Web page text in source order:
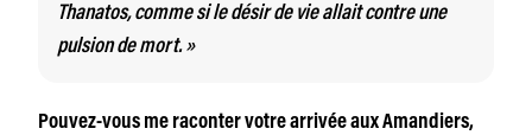
Thanatos, comme si le désir de vie allait contre une
pulsion de mort. »
Pouvez-vous me raconter votre arrivée aux Amandiers,